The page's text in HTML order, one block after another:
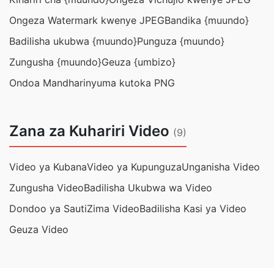
Ongeza Watermark kwenye JPEGBandika {muundo}
Badilisha ukubwa {muundo}Punguza {muundo}
Zungusha {muundo}Geuza {umbizo}
Ondoa Mandharinyuma kutoka PNG
Zana za Kuhariri Video (9)
Video ya KubanaVideo ya KupunguzaUnganisha Video
Zungusha VideoBadilisha Ukubwa wa Video
Dondoo ya SautiZima VideoBadilisha Kasi ya Video
Geuza Video